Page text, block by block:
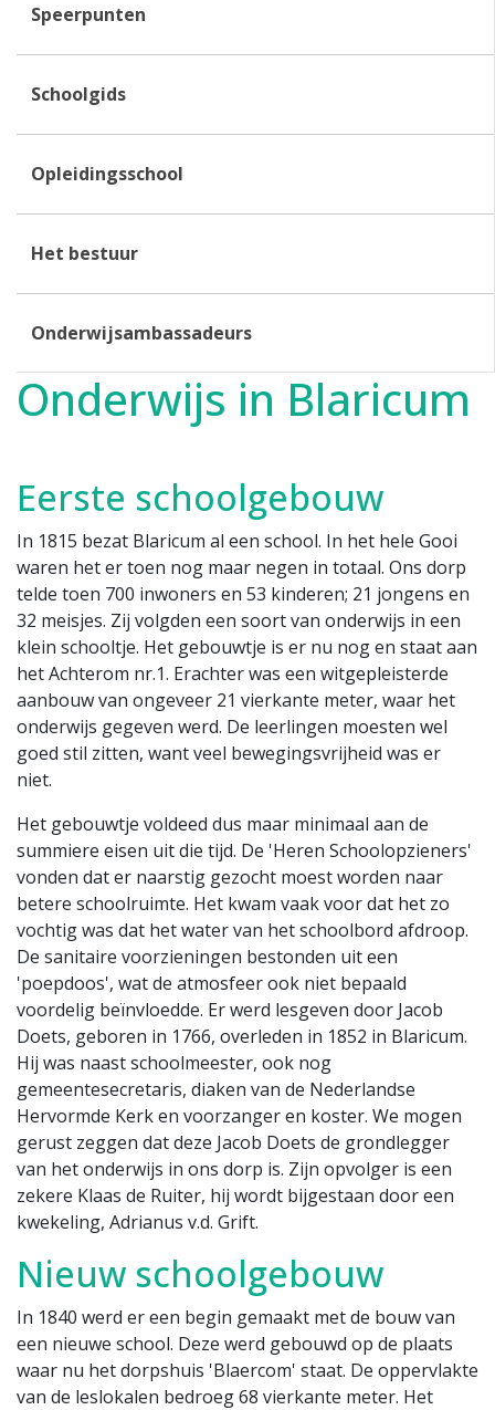
Speerpunten
Schoolgids
Opleidingsschool
Het bestuur
Onderwijsambassadeurs
Onderwijs in Blaricum
Eerste schoolgebouw
In 1815 bezat Blaricum al een school. In het hele Gooi
waren het er toen nog maar negen in totaal. Ons dorp
telde toen 700 inwoners en 53 kinderen; 21 jongens en
32 meisjes. Zij volgden een soort van onderwijs in een
klein schooltje. Het gebouwtje is er nu nog en staat aan
het Achterom nr.1. Erachter was een witgepleisterde
aanbouw van ongeveer 21 vierkante meter, waar het
onderwijs gegeven werd. De leerlingen moesten wel
goed stil zitten, want veel bewegingsvrijheid was er
niet.
Het gebouwtje voldeed dus maar minimaal aan de
summiere eisen uit die tijd. De 'Heren Schoolopzieners'
vonden dat er naarstig gezocht moest worden naar
betere schoolruimte. Het kwam vaak voor dat het zo
vochtig was dat het water van het schoolbord afdroop.
De sanitaire voorzieningen bestonden uit een
'poepdoos', wat de atmosfeer ook niet bepaald
voordelig beïnvloedde. Er werd lesgeven door Jacob
Doets, geboren in 1766, overleden in 1852 in Blaricum.
Hij was naast schoolmeester, ook nog
gemeentesecretaris, diaken van de Nederlandse
Hervormde Kerk en voorzanger en koster. We mogen
gerust zeggen dat deze Jacob Doets de grondlegger
van het onderwijs in ons dorp is. Zijn opvolger is een
zekere Klaas de Ruiter, hij wordt bijgestaan door een
kwekeling, Adrianus v.d. Grift.
Nieuw schoolgebouw
In 1840 werd er een begin gemaakt met de bouw van
een nieuwe school. Deze werd gebouwd op de plaats
waar nu het dorpshuis 'Blaercom' staat. De oppervlakte
van de leslokalen bedroeg 68 vierkante meter. Het